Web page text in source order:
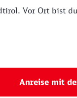
Vor Ort bist
Anreise mit